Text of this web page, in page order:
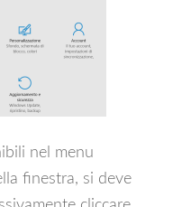
nel menu
finestra, si deve